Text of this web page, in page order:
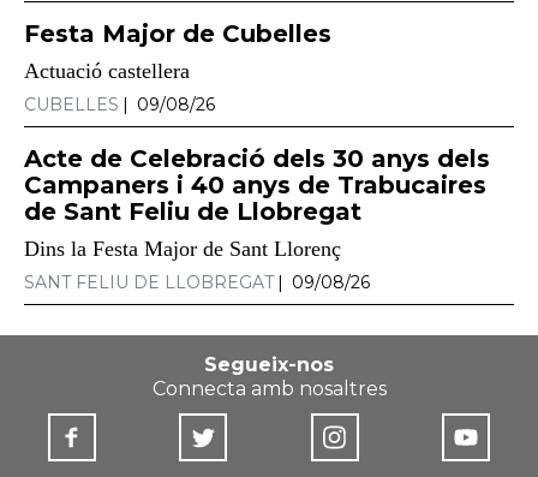
Festa Major de Cubelles
Actuació castellera
CUBELLES 09/08/26
Acte de Celebració dels 30 anys dels
Campaners i 40 anys de Trabucaires
de Sant Feliu de Llobregat
Dins la Festa Major de Sant Llorenç
SANT FELIU DE LLOBREGAT 09/08/26
Segueix-nos
Connecta amb nosaltres